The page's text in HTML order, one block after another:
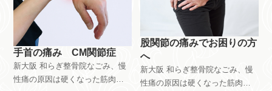
の病院や施術院に行ってもどん
な施術をしても治らなかった
方。体の半分か筋肉です。こち
らに来てください。新大阪駅近
く、大阪市東淀川区東中島。又
は、富田林市 和らぎ整骨院で
の病院や施術院に行ってもどん
な施術をしても治らなかった
方。体の半分か筋肉です。こち
らに来てください。新大阪駅近
く、大阪市東淀川区東中島。又
は、富田林市 和らぎ整骨院で
の施術
手首の痛み CM関節症
新大阪 和らぎ整骨院なごみ、慢
性痛の原因は硬くなった筋肉。
股関節の痛みでお困りの方
へ
新大阪 和らぎ整骨院なごみ、慢
性痛の原因は硬くなった筋肉。